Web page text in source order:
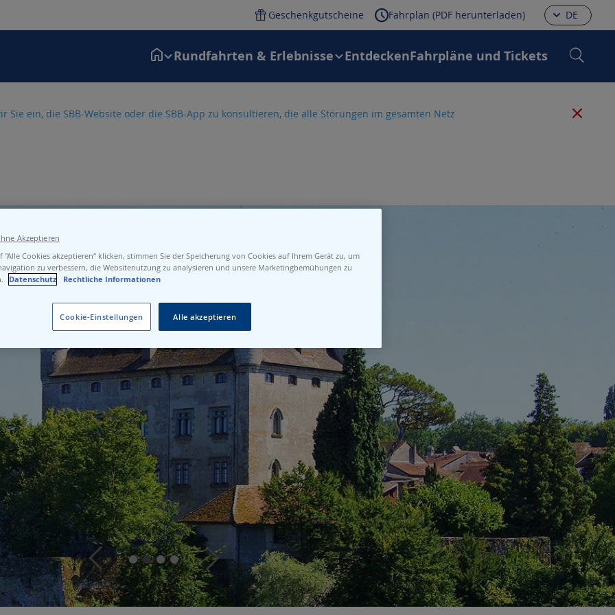
Geschenkgutscheine Fahrplan (PDF herunterladen) DE
Rundfahrten & Erlebnisse EntdeckenFahrpläne und Tickets
ein, die SBB-Website oder die SBB-App zu konsultieren, die alle Störungen im gesamten Netz
"Alle Cookies akzeptieren“ klicken, stimmen Sie der Speicherung von Cookies auf Ihrem Gerät zu, um
zu verbessern, die Websitenutzung zu analysieren und unsere Marketingbemühungen zu
Datenschutz Rechtliche Informationen
Cookie-Einstellungen Alle akzeptieren
Akzeptieren